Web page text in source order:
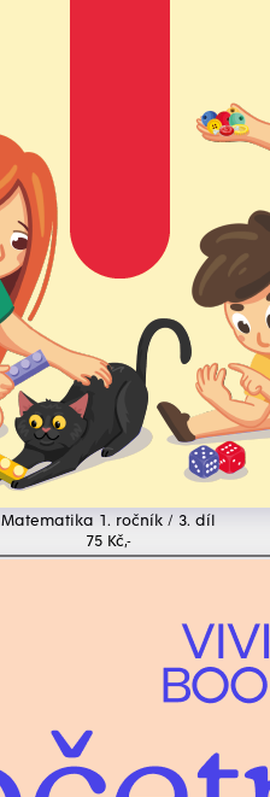
Matematika 1. ročník / 3. díl
75 Kč,-